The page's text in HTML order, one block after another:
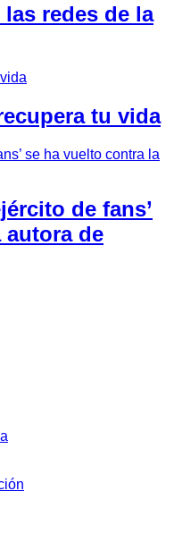
redes de la
tu vida
de fans’
autora de